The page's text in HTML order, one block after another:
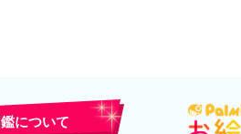
について